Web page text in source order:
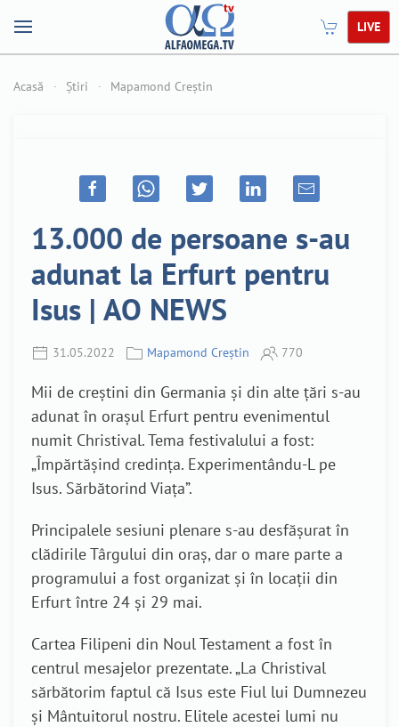
LIVE
Acasă Știri Mapamond Creștin
13.000 de persoane s-au
adunat la Erfurt pentru
Isus | AO NEWS
31.05.2022 Mapamond Creștin 770
Mii de creștini din Germania și din alte țări s-au
adunat în orașul Erfurt pentru evenimentul
numit Christival. Tema festivalului a fost:
„Împărtășind credința. Experimentându-L pe
Isus. Sărbătorind Viața”.
Principalele sesiuni plenare s-au desfășurat în
clădirile Târgului din oraș, dar o mare parte a
programului a fost organizat și în locații din
Erfurt între 24 și 29 mai.
Cartea Filipeni din Noul Testament a fost în
centrul mesajelor prezentate. „La Christival
sărbătorim faptul că Isus este Fiul lui Dumnezeu
și Mântuitorul nostru. Elitele acestei lumi nu